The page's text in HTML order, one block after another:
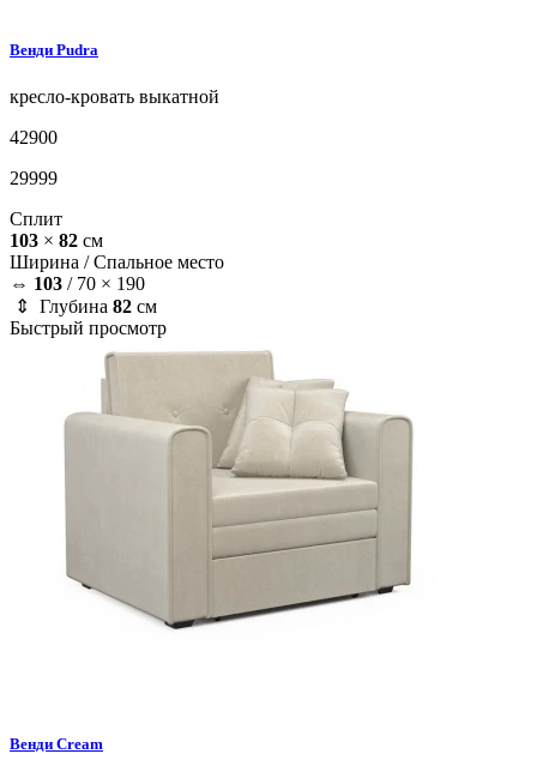
Венди Pudra
кресло-кровать выкатной
42900
29999
Сплит
103 × 82 см
Ширина /Спальное место
⇔ 103 / 70 × 190
⇕ Глубина 82 см
Быстрый просмотр
Венди Cream